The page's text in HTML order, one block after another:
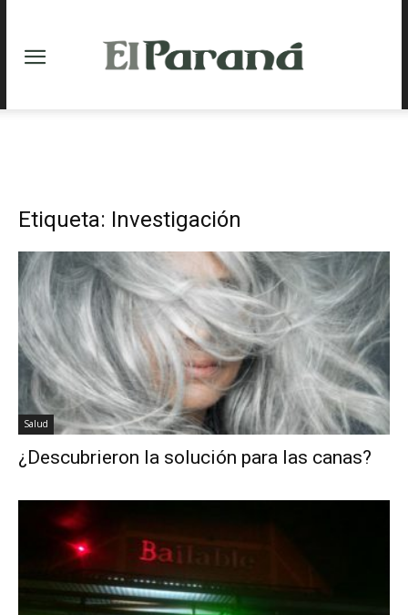
Etiqueta: Investigación
Salud
¿Descubrieron la solución para las canas?